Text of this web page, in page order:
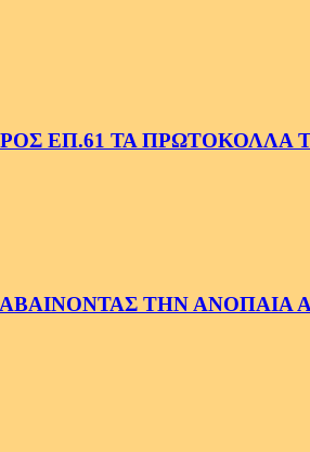
ΕΠ.61 ΤΑ ΠΡΩΤΟΚΟΛΛΑ
ΤΗΝ ΑΝΟΠΑΙΑ